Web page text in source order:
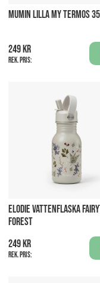
MUMIN LILLA MY TERMOS
249 kr
Rek. pris:
ELODIE VATTENFLASKA
FOREST
249 kr
Rek. pris: